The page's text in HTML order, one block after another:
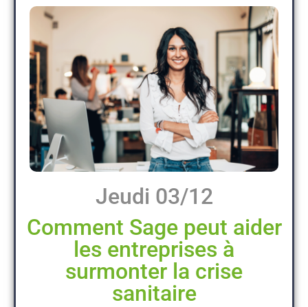
Jeudi 03/12
Comment Sage peut aider
les entreprises à
surmonter la crise
sanitaire